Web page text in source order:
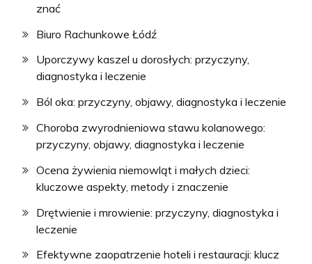
znać
Biuro Rachunkowe Łódź
Uporczywy kaszel u dorosłych: przyczyny,
diagnostyka i leczenie
Ból oka: przyczyny, objawy, diagnostyka i leczenie
Choroba zwyrodnieniowa stawu kolanowego:
przyczyny, objawy, diagnostyka i leczenie
Ocena żywienia niemowląt i małych dzieci:
kluczowe aspekty, metody i znaczenie
Drętwienie i mrowienie: przyczyny, diagnostyka i
leczenie
Efektywne zaopatrzenie hoteli i restauracji: klucz